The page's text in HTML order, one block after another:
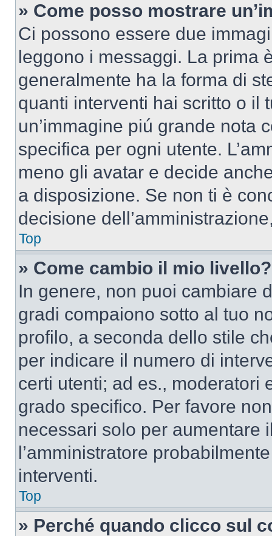
» Come posso mostrare
Ci possono essere due
leggono i messaggi. La prima
generalmente ha la forma di
quanti interventi hai scritto o il
un’immagine piú grande nota
specifica per ogni utente.
meno gli avatar e decide
a disposizione. Se non ti è
decisione
Top
» Come cambio il mio livello?
In genere, non puoi cambiare
gradi compaiono sotto al tuo
profilo, a seconda dello stile
per indicare il numero di
certi utenti; ad es., moderatori
grado specifico. Per favore
necessari solo per aumentare
l’amministratore
interventi.
Top
» Perché quando clicco sul